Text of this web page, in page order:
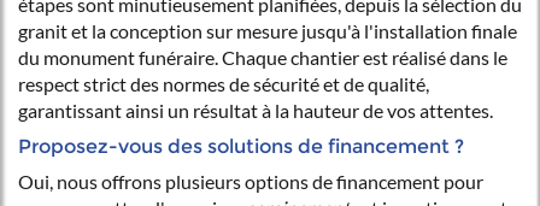
granit et la conception sur mesure jusqu'à l'installation finale
du monument funéraire. Chaque chantier est réalisé dans le
respect strict des normes de sécurité et de qualité,
garantissant ainsi un résultat à la hauteur de vos attentes.
Proposez-vous des solutions de financement ?
Oui, nous offrons plusieurs options de financement pour